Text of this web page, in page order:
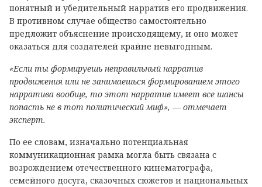
понятный и убедительный нарратив его продвижения.
В противном случае общество самостоятельно
предложит объяснение происходящему, и оно может
оказаться для создателей крайне невыгодным.
«Если ты формируешь неправильный нарратив
продвижения или не занимаешься формированием этого
нарратива вообще, то этот нарратив имеет все шансы
попасть не в тот политический миф», — отмечает
эксперт.
По ее словам, изначально потенциальная
коммуникационная рамка могла быть связана с
возрождением отечественного кинематографа,
семейного досуга, сказочных сюжетов и национальных